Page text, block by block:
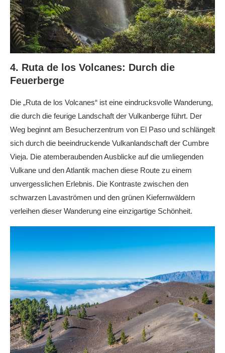
4. Ruta de los Volcanes: Durch die
Feuerberge
Die „Ruta de los Volcanes“ ist eine eindrucksvolle Wanderung,
die durch die feurige Landschaft der Vulkanberge führt. Der
Weg beginnt am Besucherzentrum von El Paso und schlängelt
sich durch die beeindruckende Vulkanlandschaft der Cumbre
Vieja. Die atemberaubenden Ausblicke auf die umliegenden
Vulkane und den Atlantik machen diese Route zu einem
unvergesslichen Erlebnis. Die Kontraste zwischen den
schwarzen Lavaströmen und den grünen Kiefernwäldern
verleihen dieser Wanderung eine einzigartige Schönheit.